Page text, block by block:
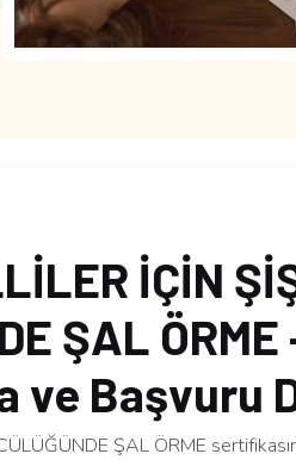
İÇİN
ŞAL
ve Başvuru
ŞAL ÖRME